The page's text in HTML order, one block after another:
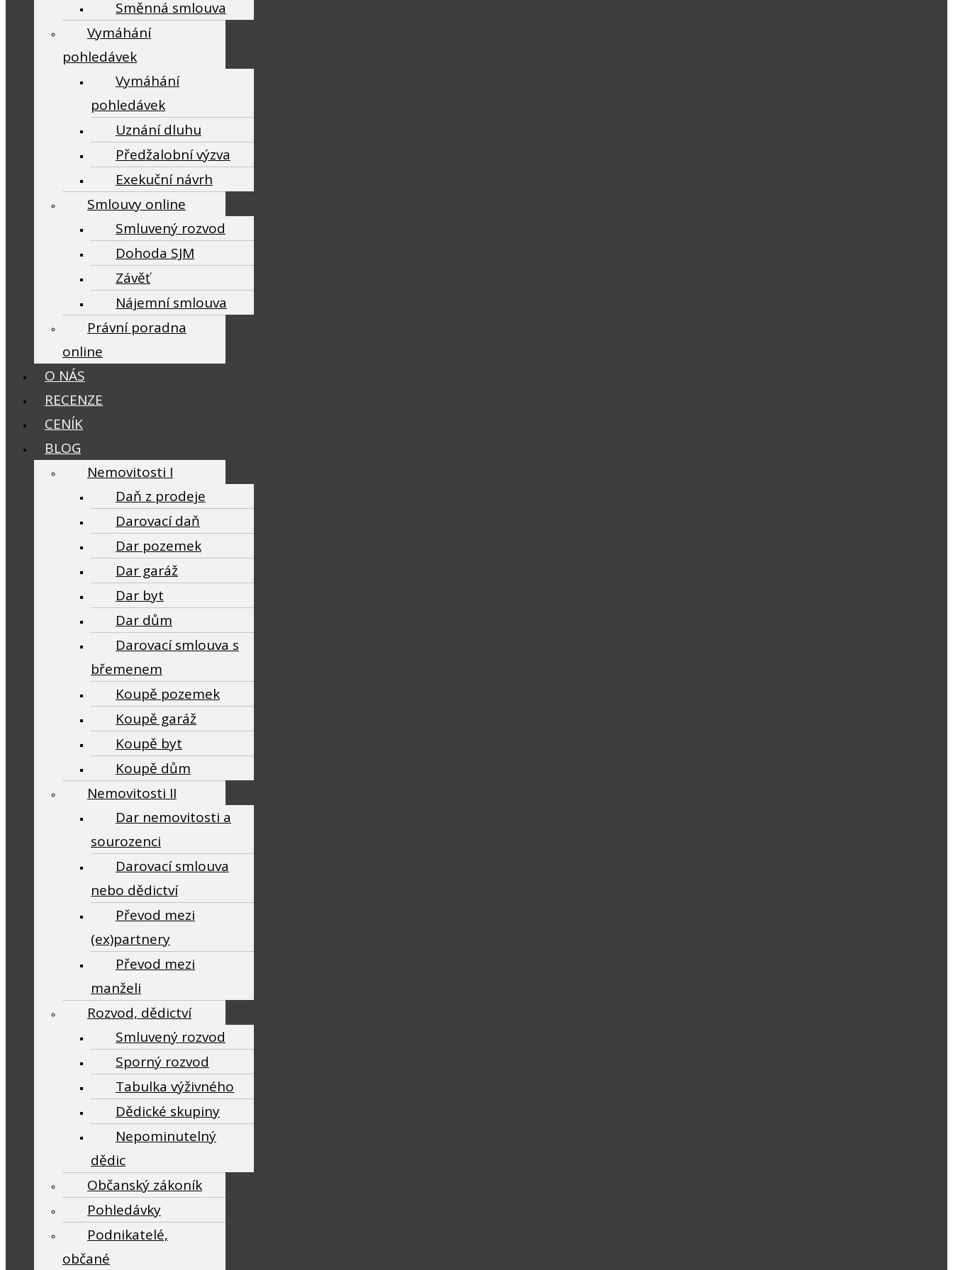
Směnná smlouva
Vymáhání
pohledávek
Vymáhání
pohledávek
Uznání dluhu
Předžalobní výzva
Exekuční návrh
Smlouvy online
Smluvený rozvod
Dohoda SJM
Závěť
Nájemní smlouva
Právní poradna
online
O NÁS
RECENZE
CENÍK
BLOG
Nemovitosti I
Daň z prodeje
Darovací daň
Dar pozemek
Dar garáž
Dar byt
Dar dům
Darovací smlouva s
břemenem
Koupě pozemek
Koupě garáž
Koupě byt
Koupě dům
Nemovitosti II
Dar nemovitosti a
sourozenci
Darovací smlouva
nebo dědictví
Převod mezi
(ex)partnery
Převod mezi
manželi
Rozvod, dědictví
Smluvený rozvod
Sporný rozvod
Tabulka výživného
Dědické skupiny
Nepominutelný
dědic
Občanský zákoník
Pohledávky
Podnikatelé,
občané